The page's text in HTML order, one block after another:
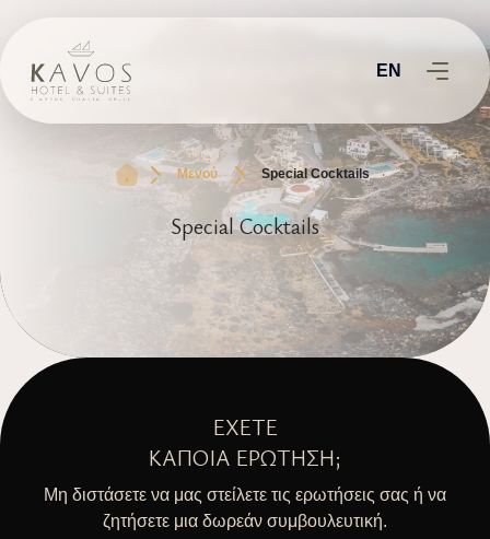
EN
Μενού Special Cocktails
Special Cocktails
ΈΧΕΤΕ
ΚΆΠΟΙΑ ΕΡΏΤΗΣΗ;
Μη διστάσετε να μας στείλετε τις ερωτήσεις σας ή να
ζητήσετε μια δωρεάν συμβουλευτική.